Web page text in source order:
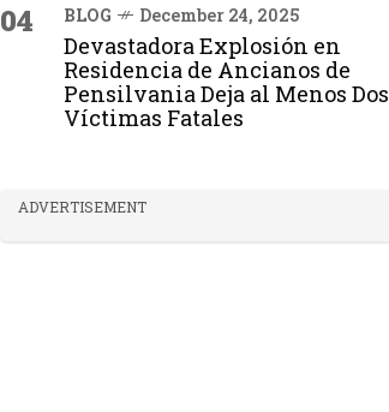
04 BLOG December 24, 2025
Devastadora Explosión en
Residencia de Ancianos de
Pensilvania Deja al Menos Dos
Víctimas Fatales
ADVERTISEMENT